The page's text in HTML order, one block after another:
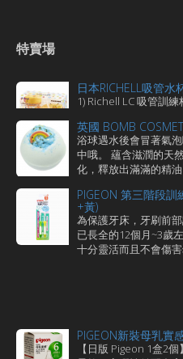
特賣場
日本RICHELL吸管
1) Richell LC 吸管訓練
英國 BOMB
浴球遇水後會冒著氣
中哦。 蘊含滋潤的天
化，釋放出滿滿的精
PIGEON 第三階段
+黃)
為保護牙床，牙刷前
已長全的12個月~3歲
十分靈活而且不會傷
PIGEON新裝母乳實
【日版 Pigeon 1盒2